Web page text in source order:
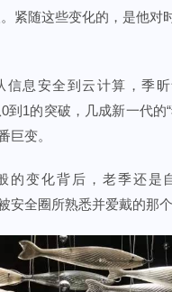
紧随这些变化的，是他对
信息安全到云计算，季
到1的突破，几成新一代的
巨变。
的变化背后，老季还是
安全圈所熟悉并爱戴的那